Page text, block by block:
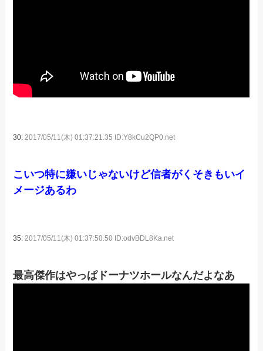
30:2017/05/11(木) 01:37:21.35 ID:Y8kCu2QP0.net
こいつ特に嫌いじゃないけど信者がくそきもいイ
メージあるわ
35:2017/05/11(木) 01:37:50.50 ID:odvBDL8Ka.net
最高傑作はやっぱドーナツホールなんだよなあ